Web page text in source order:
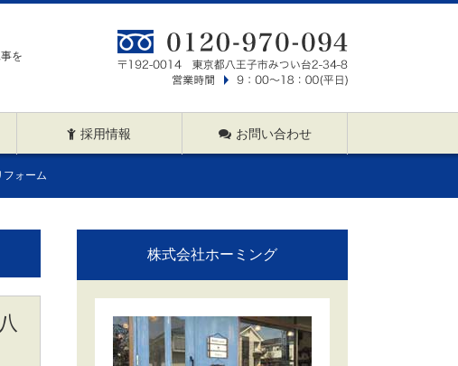
を
採用情報 お問い合わせ
ォーム
株式会社ホーミング